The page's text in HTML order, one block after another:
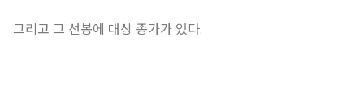
그리고 그 선봉에 대상 종가가 있다.